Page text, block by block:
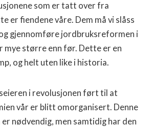
som er tatt over fra
er fiendene våre. Dem må vi slåss
gjennomføre jordbruksreformen i
mye større enn før. Dette er en
og helt uten like i historia.
i revolusjonen ført til at
vår er blitt omorganisert. Denne
nødvendig, men samtidig har den